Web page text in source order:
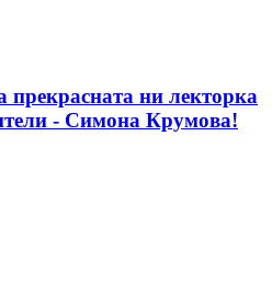
прекрасната ни лекторка
- Симона Крумова!